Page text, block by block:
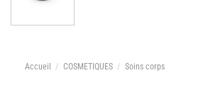
Accueil / COSMETIQUES / Soins corps